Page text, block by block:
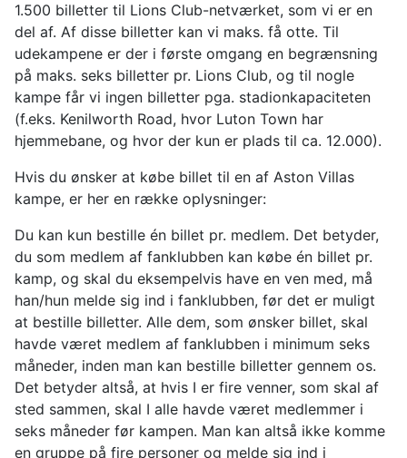
1.500 billetter til Lions Club-netværket, som vi er en
del af. Af disse billetter kan vi maks. få otte. Til
udekampene er der i første omgang en begrænsning
på maks. seks billetter pr. Lions Club, og til nogle
kampe får vi ingen billetter pga. stadionkapaciteten
(f.eks. Kenilworth Road, hvor Luton Town har
hjemmebane, og hvor der kun er plads til ca. 12.000).
Hvis du ønsker at købe billet til en af Aston Villas
kampe, er her en række oplysninger:
Du kan kun bestille én billet pr. medlem. Det betyder,
du som medlem af fanklubben kan købe én billet pr.
kamp, og skal du eksempelvis have en ven med, må
han/hun melde sig ind i fanklubben, før det er muligt
at bestille billetter. Alle dem, som ønsker billet, skal
havde været medlem af fanklubben i minimum seks
måneder, inden man kan bestille billetter gennem os.
Det betyder altså, at hvis I er fire venner, som skal af
sted sammen, skal I alle havde været medlemmer i
seks måneder før kampen. Man kan altså ikke komme
en gruppe på fire personer og melde sig ind i